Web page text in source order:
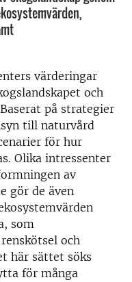
värderingar
och
på strategier
till naturvård
för hur
Olika intressenter
av
gör de även
som
och
här sättet söks
för många